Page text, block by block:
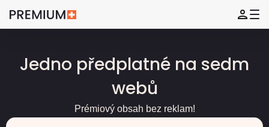
Jedno předplatné na sedm
webů
Prémiový obsah bez reklam!